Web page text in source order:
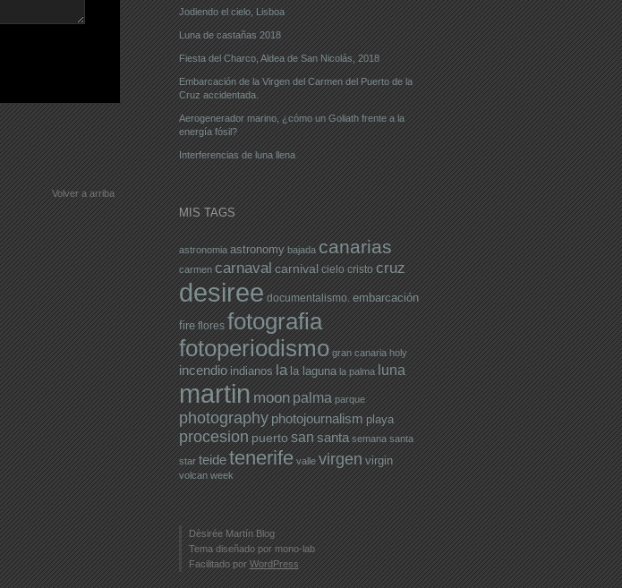
Volver a arriba
Jodiendo el cielo, Lisboa
Luna de castañas 2018
Fiesta del Charco, Aldea de San Nicolás, 2018
Embarcación de la Virgen del Carmen del Puerto de la
Cruz accidentada.
Aerogenerador marino, ¿cómo un Goliath frente a la
energía fósil?
Interferencias de luna llena
MIS TAGS
astronomia astronomy bajada canarias
carmen carnavalcarnival cielo cristo cruz
desiree documentalismo. embarcación
fire flores fotografia
fotoperiodismo gran canaria holy
incendio indianos la la laguna la palma luna
martinmoonpalma parque
photographyphotojournalism playa
procesionpuertosansanta semana santa
star teidetenerife valle virgen virgin
volcan week
Dèsirée Martín Blog
Tema diseñado pormono-lab
Facilitado porWordPress